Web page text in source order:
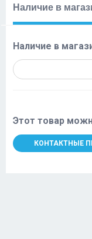
Наличие в
Наличие в
Этот товар
КОНТАКТНЫЕ